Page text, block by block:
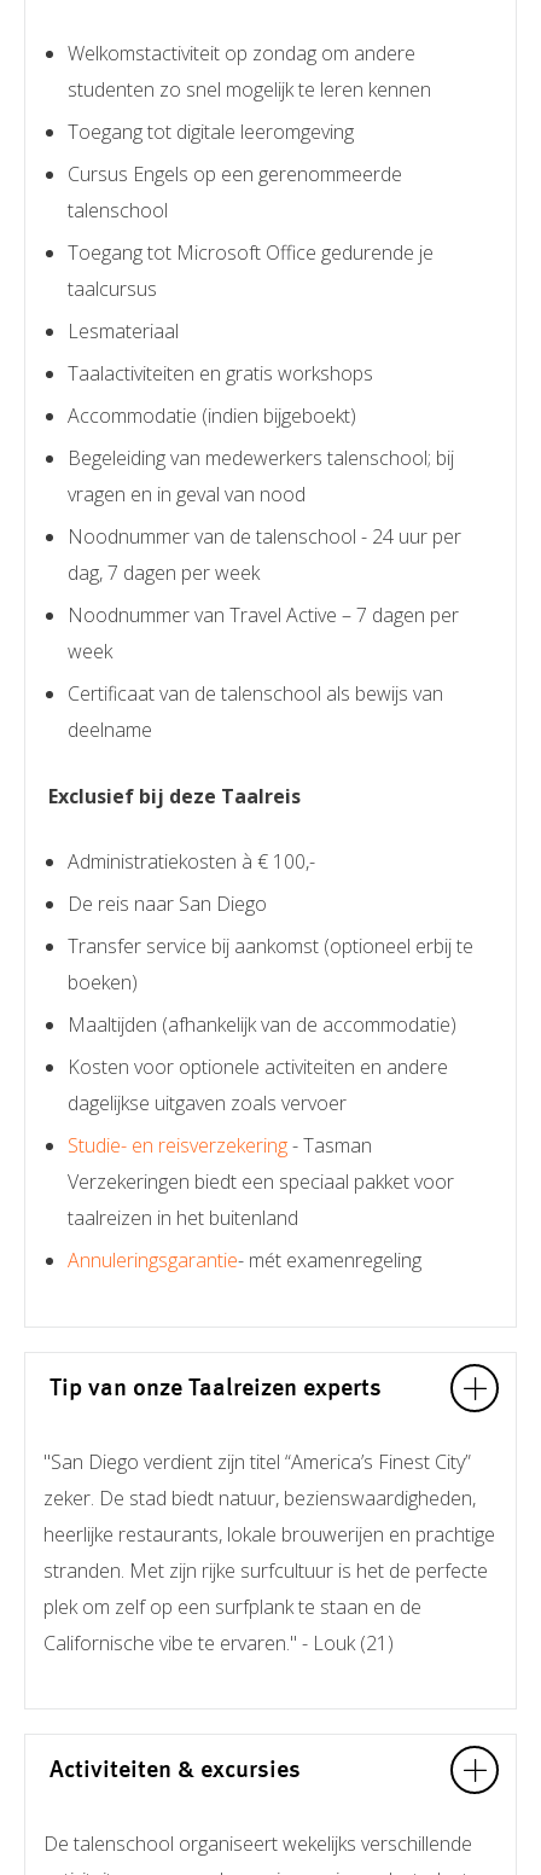
Welkomstactiviteit op zondag om andere
studenten zo snel mogelijk te leren kennen
Toegang tot digitale leeromgeving
Cursus Engels op een gerenommeerde
talenschool
Toegang tot Microsoft Office gedurende je
taalcursus
Lesmateriaal
Taalactiviteiten en gratis workshops
Accommodatie (indien bijgeboekt)
Begeleiding van medewerkers talenschool; bij
vragen en in geval van nood
Noodnummer van de talenschool - 24 uur per
dag, 7 dagen per week
Noodnummer van Travel Active – 7 dagen per
week
Certificaat van de talenschool als bewijs van
deelname
Exclusief bij deze Taalreis
Administratiekosten à € 100,-
De reis naar San Diego
Transfer service bij aankomst (optioneel erbij te
boeken)
Maaltijden (afhankelijk van de accommodatie)
Kosten voor optionele activiteiten en andere
dagelijkse uitgaven zoals vervoer
Studie- en reisverzekering- Tasman
Verzekeringen biedt een speciaal pakket voor
taalreizen in het buitenland
Annuleringsgarantie- mét examenregeling
Tip van onze Taalreizen experts
"San Diego verdient zijn titel “America’s Finest City”
zeker. De stad biedt natuur, bezienswaardigheden,
heerlijke restaurants, lokale brouwerijen en prachtige
stranden. Met zijn rijke surfcultuur is het de perfecte
plek om zelf op een surfplank te staan en de
Californische vibe te ervaren." - Louk (21)
Activiteiten & excursies
De talenschool organiseert wekelijks verschillende